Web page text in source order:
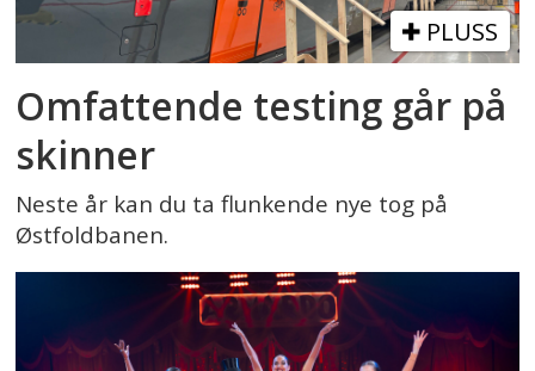
PLUSS
Omfattende testing går på
skinner
Neste år kan du ta flunkende nye tog på
Østfoldbanen.